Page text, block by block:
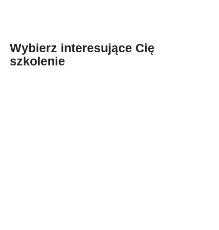
Wybierz interesujące Cię
szkolenie